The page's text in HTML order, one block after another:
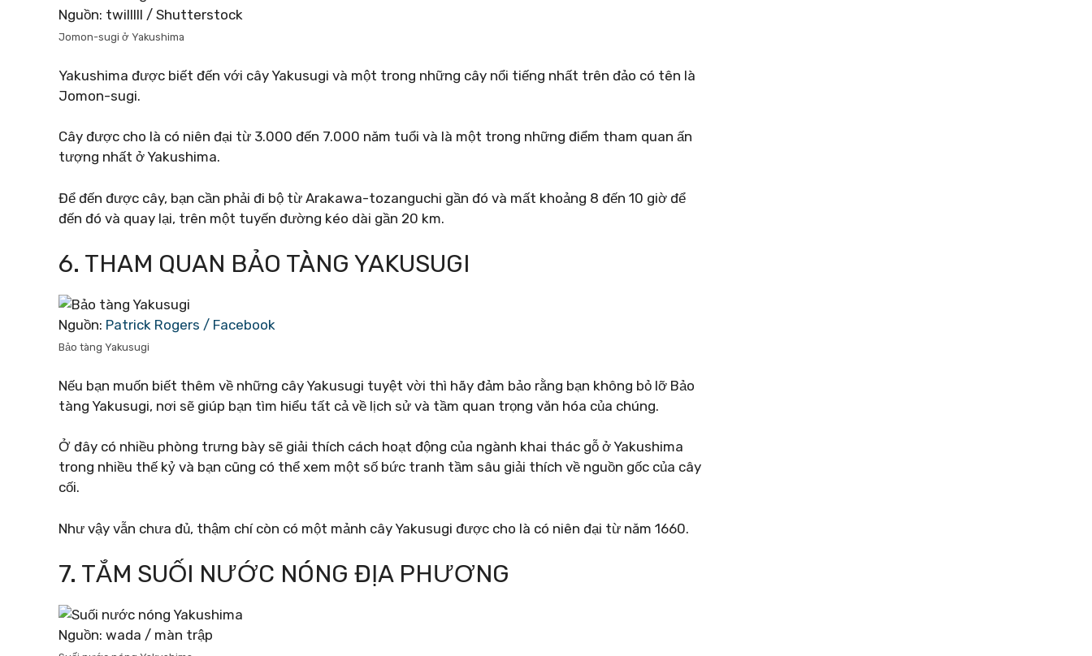
Nguồn: twilllll / Shutterstock
Jomon-sugi ở Yakushima
Yakushima được biết đến với cây Yakusugi và một trong những cây nổi tiếng nhất trên đảo có tên là
Jomon-sugi.
Cây được cho là có niên đại từ 3.000 đến 7.000 năm tuổi và là một trong những điểm tham quan ấn
tượng nhất ở Yakushima.
Để đến được cây, bạn cần phải đi bộ từ Arakawa-tozanguchi gần đó và mất khoảng 8 đến 10 giờ để
đến đó và quay lại, trên một tuyến đường kéo dài gần 20 km.
6. THAM QUAN BẢO TÀNG YAKUSUGI
Nguồn: Patrick Rogers / Facebook
Bảo tàng Yakusugi
Nếu bạn muốn biết thêm về những cây Yakusugi tuyệt vời thì hãy đảm bảo rằng bạn không bỏ lỡ Bảo
tàng Yakusugi, nơi sẽ giúp bạn tìm hiểu tất cả về lịch sử và tầm quan trọng văn hóa của chúng.
Ở đây có nhiều phòng trưng bày sẽ giải thích cách hoạt động của ngành khai thác gỗ ở Yakushima
trong nhiều thế kỷ và bạn cũng có thể xem một số bức tranh tầm sâu giải thích về nguồn gốc của cây
cối.
Như vậy vẫn chưa đủ, thậm chí còn có một mảnh cây Yakusugi được cho là có niên đại từ năm 1660.
7. TẮM SUỐI NƯỚC NÓNG ĐỊA PHƯƠNG
Nguồn: wada / màn trập